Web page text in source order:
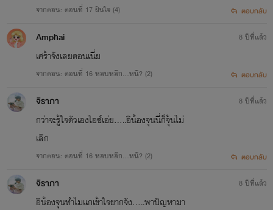
จากตอน: ตอนที่ 17 ฝืนใจ (4) ตอบกลับ
Amphai
เศร้าจังเลยตอนเนี่ย
จากตอน: ตอนที่ 16 หลบหลีก...หนี? (2)
8 ปีที่แล้ว
ตอบกลับ
จิราภา
กว่าจะรู้ใจตัวเองไอซ์เอ่ย.....อิน้องจุนนี่ก็จุ้นไม่
เลิก
จากตอน: ตอนที่ 16 หลบหลีก...หนี? (2)
8 ปีที่แล้ว
ตอบกลับ
จิราภา
อิน้องจุนทำไมแกเข้าใจยากจัง.....พาปัญหามา
8 ปีที่แล้ว